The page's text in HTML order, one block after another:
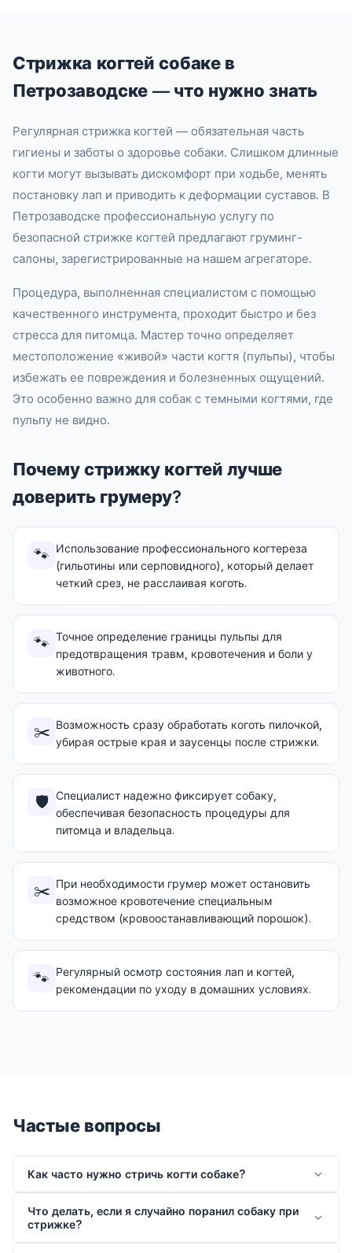
Стрижка когтей собаке в
Петрозаводске — что нужно знать
Регулярная стрижка когтей — обязательная часть
гигиены и заботы о здоровье собаки. Слишком длинные
когти могут вызывать дискомфорт при ходьбе, менять
постановку лап и приводить к деформации суставов. В
Петрозаводске профессиональную услугу по
безопасной стрижке когтей предлагают груминг-
салоны, зарегистрированные на нашем агрегаторе.
Процедура, выполненная специалистом с помощью
качественного инструмента, проходит быстро и без
стресса для питомца. Мастер точно определяет
местоположение «живой» части когтя (пульпы), чтобы
избежать ее повреждения и болезненных ощущений.
Это особенно важно для собак с темными когтями, где
пульпу не видно.
Почему стрижку когтей лучше
доверить грумеру?
🐾 Использование профессионального когтереза
(гильотины или серповидного), который делает
четкий срез, не расслаивая коготь.
🐾 Точное определение границы пульпы для
предотвращения травм, кровотечения и боли у
животного.
✂️ Возможность сразу обработать коготь пилочкой,
убирая острые края и заусенцы после стрижки.
🛡️ Специалист надежно фиксирует собаку,
обеспечивая безопасность процедуры для
питомца и владельца.
✂️ При необходимости грумер может остановить
возможное кровотечение специальным
средством (кровоостанавливающий порошок).
🐾 Регулярный осмотр состояния лап и когтей,
рекомендации по уходу в домашних условиях.
Частые вопросы
Как часто нужно стричь когти собаке?
Что делать, если я случайно поранил собаку при
стрижке?